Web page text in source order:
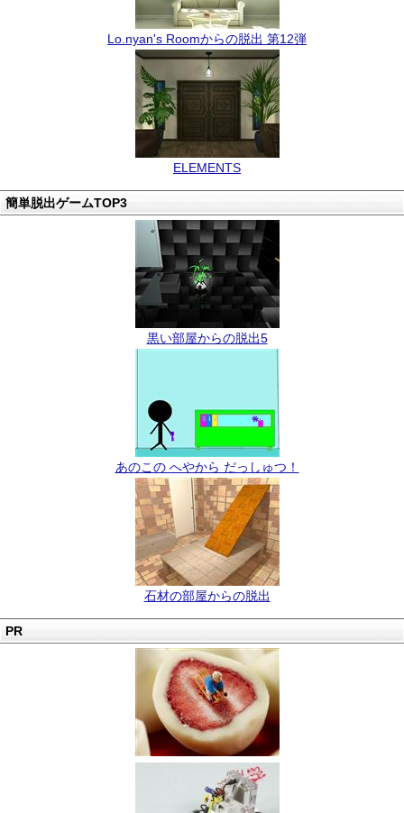
Lo.nyan's Roomからの脱出 第12弾
ELEMENTS
簡単脱出ゲームTOP3
黒い部屋からの脱出5
あのこの へやから だっしゅつ！
石材の部屋からの脱出
PR